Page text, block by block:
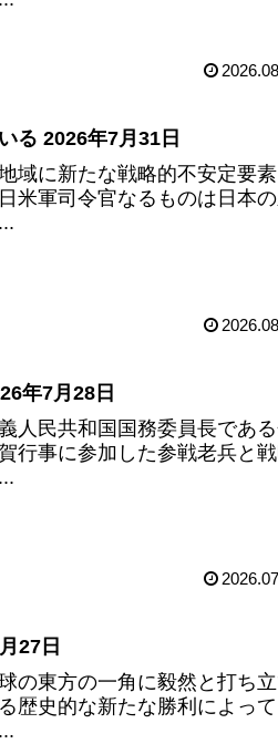
る 2026年7月31日
域に新たな戦略的不安定要
米軍司令官なるものは日本
年7月28日
人民共和国国務委員長であ
行事に参加した参戦老兵と
27日
の東方の一角に毅然と打ち
歴史的な新たな勝利によって